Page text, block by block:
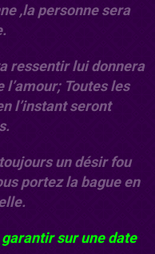
,la personne sera
ressentir lui donnera
Toutes les
l’instant seront
un désir fou
portez la bague en
sur une date